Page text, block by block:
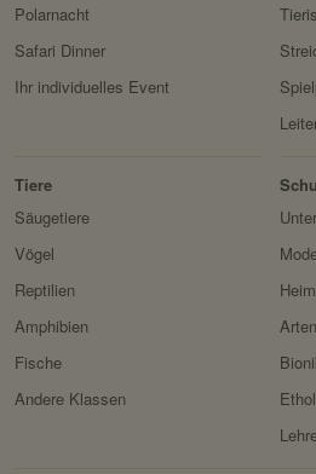
Polarnacht
Safari Dinner
Ihr individuelles Event
Tiere
Säugetiere
Vögel
Reptilien
Amphibien
Fische
Andere Klassen